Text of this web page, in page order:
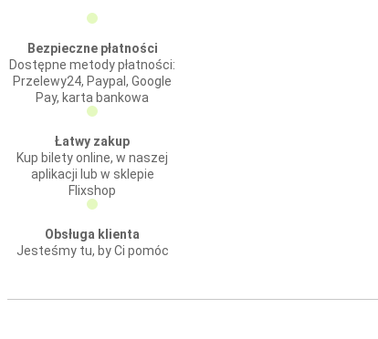
Bezpieczne płatności
Dostępne metody płatności:
Przelewy24, Paypal, Google
Pay, karta bankowa
Łatwy zakup
Kup bilety online, w naszej
aplikacji lub w sklepie
Flixshop
Obsługa klienta
Jesteśmy tu, by Ci pomóc